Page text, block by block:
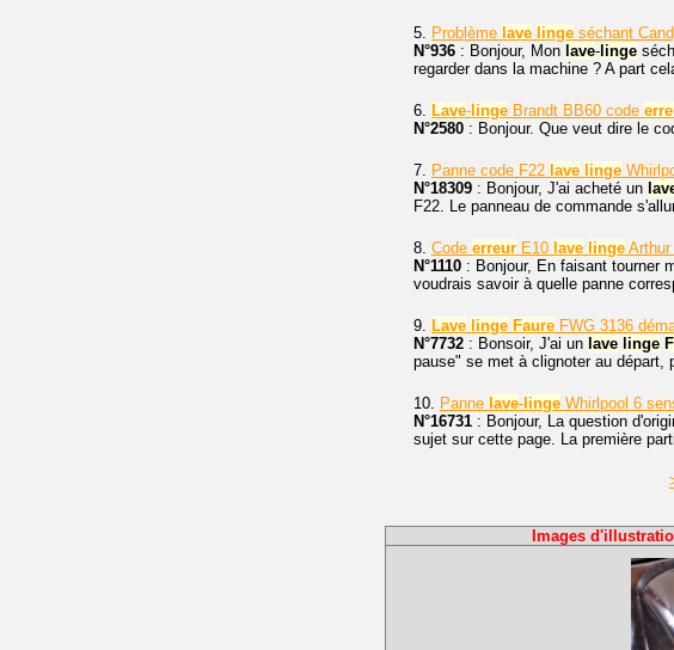
5. Problème lave linge séchant
N°936 : Bonjour, Mon lave- linge
regarder dans la machine ? A part
6. Lave- linge Brandt BB60 code
N°2580 : Bonjour. Que veut dire le
7. Panne code F22 lave linge
N°18309 : Bonjour, J'ai acheté un
F22. Le panneau de commande
8. Code erreur E10 lave linge
N°1110 : Bonjour, En faisant tourner
voudrais savoir à quelle panne
9. Lave linge Faure FWG 3136
N°7732 : Bonsoir, J'ai un lave linge
pause" se met à clignoter au
10. Panne lave- linge Whirlpool 6
N°16731 : Bonjour, La question
sujet sur cette page. La première
Images